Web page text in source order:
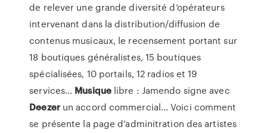
de relever une grande diversité d’opérateurs
intervenant dans la distribution/diffusion de
contenus musicaux, le recensement portant sur
18 boutiques généralistes, 15 boutiques
spécialisées, 10 portails, 12 radios et 19
services… Musiquelibre : Jamendo signe avec
Deezerun accord commercial… Voici comment
se présente la page d’adminitration des artistes